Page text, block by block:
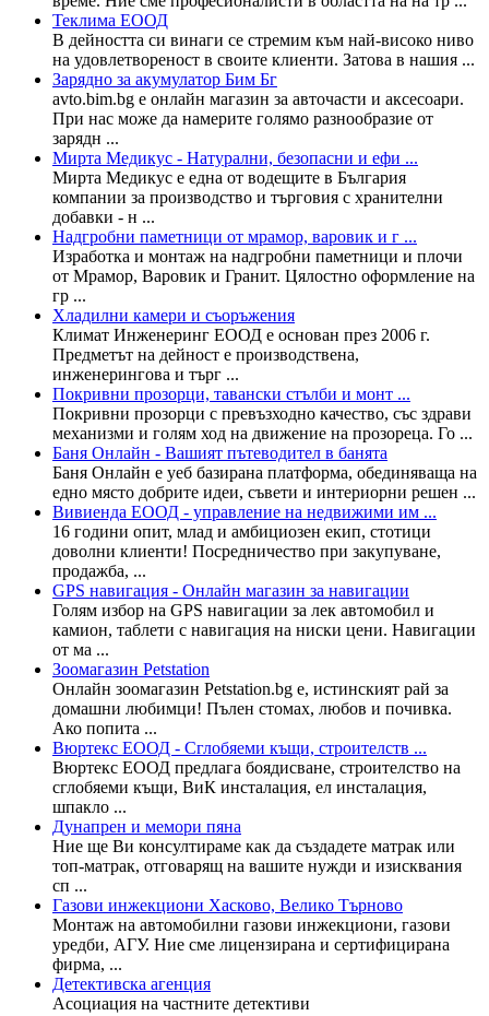
Теклима ЕООД
В дейността си винаги се стремим към най-високо ниво
на удовлетвореност в своите клиенти. Затова в нашия ...
Зарядно за акумулатор Бим Бг
avto.bim.bg е онлайн магазин за авточасти и аксесоари.
При нас може да намерите голямо разнообразие от
зарядн ...
Мирта Медикус - Натурални, безопасни и ефи ...
Мирта Медикус е една от водещите в България
компании за производство и търговия с хранителни
добавки - н ...
Надгробни паметници от мрамор, варовик и г ...
Изработка и монтаж на надгробни паметници и плочи
от Мрамор, Варовик и Гранит. Цялостно оформление на
гр ...
Хладилни камери и съоръжения
Климат Инженеринг ЕООД е основан през 2006 г.
Предметът на дейност е производствена,
инженерингова и търг ...
Покривни прозорци, тавански стълби и монт ...
Покривни прозорци с превъзходно качество, със здрави
механизми и голям ход на движение на прозореца. Го ...
Баня Онлайн - Вашият пътеводител в банята
Баня Онлайн е уеб базирана платформа, обединяваща на
едно място добрите идеи, съвети и интериорни решен ...
Вивиенда ЕООД - управление на недвижими им ...
16 години опит, млад и амбициозен екип, стотици
доволни клиенти! Посредничество при закупуване,
продажба, ...
GPS навигация - Онлайн магазин за навигации
Голям избор на GPS навигации за лек автомобил и
камион, таблети с навигация на ниски цени. Навигации
от ма ...
Зоомагазин Petstation
Онлайн зоомагазин Petstation.bg e, истинският рай за
домашни любимци! Пълен стомах, любов и почивка.
Ако попита ...
Вюртекс ЕООД - Сглобяеми къщи, строителств ...
Вюртекс ЕООД предлага боядисване, строителство на
сглобяеми къщи, ВиК инсталация, ел инсталация,
шпакло ...
Дунапрен и мемори пяна
Ние ще Ви консултираме как да създадете матрак или
топ-матрак, отговарящ на вашите нужди и изисквания
сп ...
Газови инжекциони Хасково, Велико Търново
Монтаж на автомобилни газови инжекциони, газови
уредби, АГУ. Ние сме лицензирана и сертифицирана
фирма, ...
Детективска агенция
Асоциация на частните детективи